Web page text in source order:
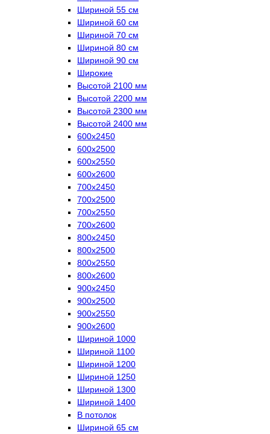
Шириной 55 см
Шириной 60 см
Шириной 70 см
Шириной 80 см
Шириной 90 см
Широкие
Высотой 2100 мм
Высотой 2200 мм
Высотой 2300 мм
Высотой 2400 мм
600х2450
600х2500
600х2550
600х2600
700х2450
700х2500
700х2550
700х2600
800х2450
800х2500
800х2550
800х2600
900х2450
900х2500
900х2550
900х2600
Шириной 1000
Шириной 1100
Шириной 1200
Шириной 1250
Шириной 1300
Шириной 1400
В потолок
Шириной 65 см